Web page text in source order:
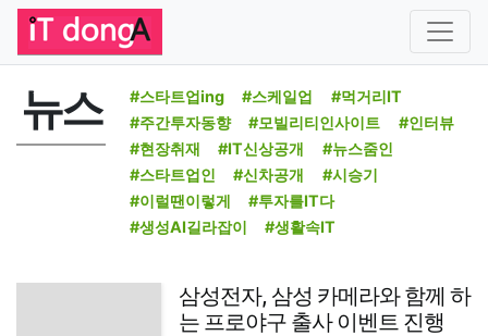
뉴스 #스타트업ing #스케일업
#먹거리IT
#주간투자동향
#모빌리티인사이트
#인터뷰
#현장취재
#IT신상공개
#뉴스줌인
#스타트업인
#신차공개
#시승기
#이럴땐이렇게
#투자를IT다
#생성AI길라잡이
#생활속IT
삼성전자, 삼성 카메라와 함께 하
는 프로야구 출사 이벤트 진행